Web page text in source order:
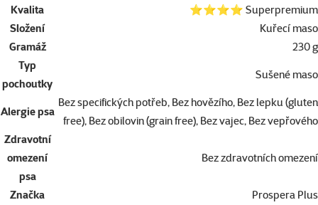
Kvalita
⭐⭐⭐⭐ Superpremium
Složení
Kuřecí maso
Gramáž
230 g
Typ
pochoutky
Sušené maso
Alergie psa
Bez specifických potřeb, Bez hovězího, Bez lepku (gluten
free), Bez obilovin (grain free), Bez vajec, Bez vepřového
Zdravotní
omezení
psa
Bez zdravotních omezení
Značka
Prospera Plus